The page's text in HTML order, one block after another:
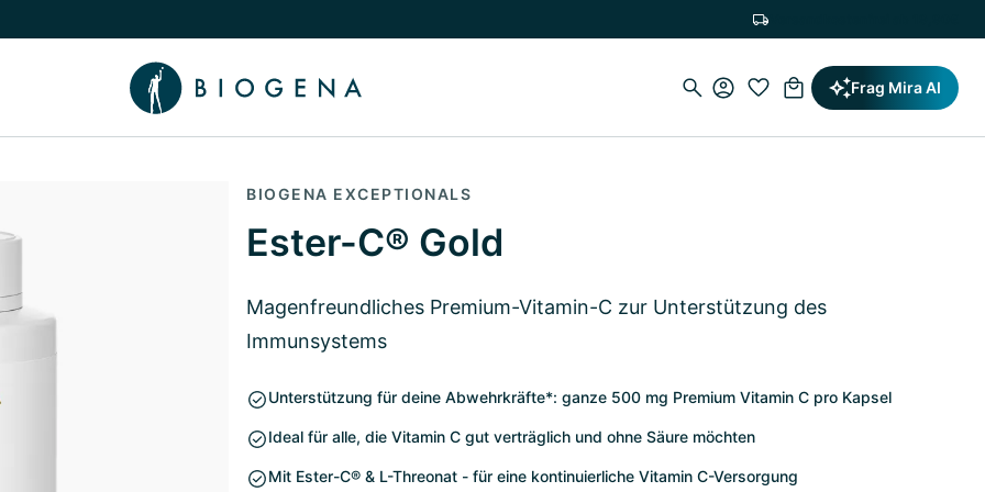
Wissen umschalten Frag Mira AI
BIOGENA EXCEPTIONALS
Ester-C® Gold
Magenfreundliches Premium-Vitamin-C zur Unterstützung des
Immunsystems
Unterstützung für deine Abwehrkräfte*: ganze 500 mg Premium Vitamin C pro Kapsel
Ideal für alle, die Vitamin C gut verträglich und ohne Säure möchten
Mit Ester-C® & L-Threonat - für eine kontinuierliche Vitamin C-Versorgung